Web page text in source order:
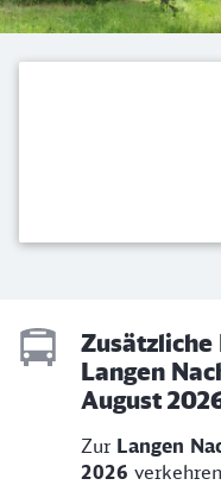
Zusätzliche
Langen
August
Zur Langen
2026